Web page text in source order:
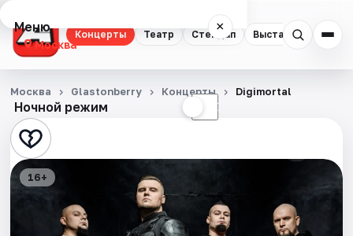
Концерты Театр Стендап Выставки
Меню ×
Москва
Концерты
Театр
Стендап
Выставки
Ночной режим ☾
Москва Glastonberry Концерты Digimortal
16+